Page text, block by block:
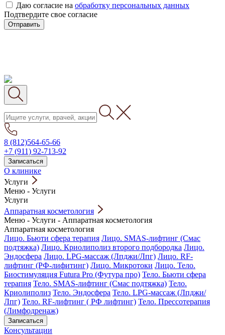
Даю согласие на обработку персональных данных
Подтвердите свое согласие
Отправить
8 (812)564-65-66
+7 (911) 92-713-92
Записаться
О клинике
Услуги
Меню - Услуги
Услуги
Аппаратная косметология
Меню - Услуги - Аппаратная косметология
Аппаратная косметология
Лицо. Бьюти сфера терапия Лицо. SMAS-лифтинг (Смас
подтяжка) Лицо. Криолиполиз второго подбородка Лицо.
Эндосфера Лицо. LPG-массаж (Лпджи/Лпг) Лицо. RF-
лифтинг (РФ-лифитинг) Лицо. Микротоки Лицо. Тело.
Биостимуляция Futura Pro (Футура про) Тело. Бьюти сфера
терапия Тело. SMAS-лифтинг (Смас подтяжка) Тело.
Криолиполиз Тело. Эндосфера Тело. LPG-массаж (Лпджи/
Лпг) Тело. RF-лифтинг ( РФ лифтинг) Тело. Прессотерапия
(Лимфодренаж)
Записаться
Консультации